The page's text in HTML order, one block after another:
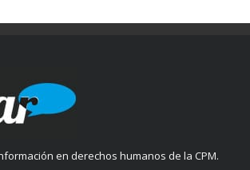
en derechos humanos de la CPM.